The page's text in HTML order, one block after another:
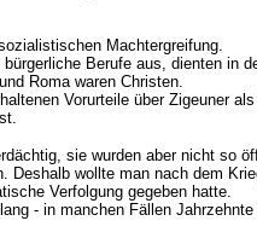
Machtergreifung.
Berufe aus, dienten in
Roma waren Christen.
Vorurteile über Zigeuner
sie wurden aber nicht so
Deshalb wollte man nach dem
Verfolgung gegeben hatte.
- in manchen Fällen